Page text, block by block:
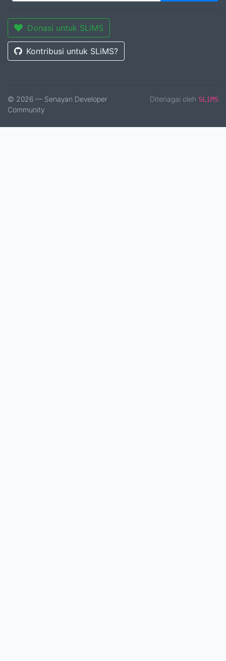
Donasi untuk SLiMS
Kontribusi untuk SLiMS?
© 2026 — Senayan Developer
Community
Ditenagai oleh SLiMS